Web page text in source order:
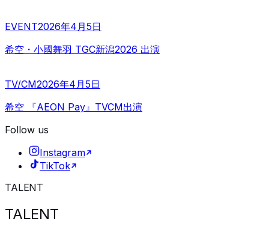
EVENT2026年4月5日
希空・小國舞羽 TGC新潟2026 出演
TV/CM2026年4月5日
希空 『AEON Pay』TVCM出演
Follow us
Instagram
TikTok
TALENT
TALENT